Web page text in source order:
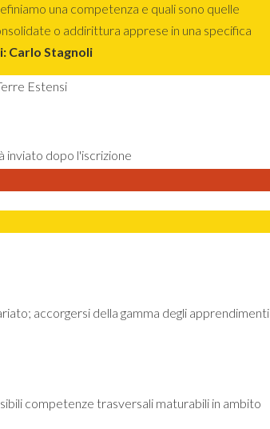
una competenza e quali sono quelle
o addirittura apprese in una specifica
Carlo Stagnoli
Estensi
inviato dopo l'iscrizione
accorgersi della gamma degli apprendimenti
competenze trasversali maturabili in ambito